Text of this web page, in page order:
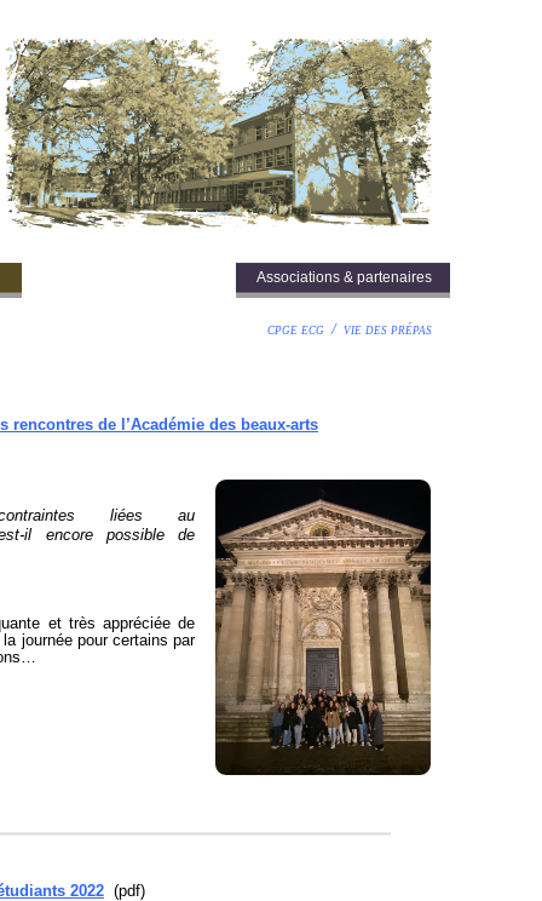
Associations & partenaires
cpge ecg / vie des prépas
rencontres de l’Académie des beaux-arts
liées au
il encore possible de
et très appréciée de
journée pour certains par
2022 (pdf)